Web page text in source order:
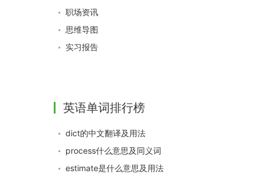
职场资讯
思维导图
实习报告
英语单词排行榜
dict的中文翻译及用法
process什么意思及同义词
estimate是什么意思及用法